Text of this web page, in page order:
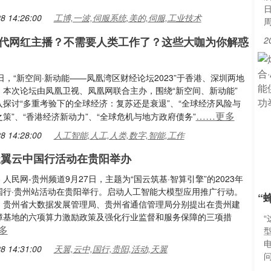
14:26:00 工博,一波,伺服系统,美的,伺服,工业技术
网红主播？不需要人类工作了？这些大咖为你解惑
，“新空间·新动能——凤凰湾区财经论坛2023”于香港、深圳两地
次论坛由凤凰卫视、凤凰网联合主办，围绕“新空间、新动能”
讨“多重考验下的全球经济：复苏还是衰退”、“全球经济风险与
”、“香港经济新动力”、“全球危机与地方政府债务”……更多
14:28:00 人工智能,人工,人类,数字,智能,工作
云中国行活动在贵阳举办
民网-贵州频道9月27日，主题为“国云筑基·智算引擎”的2023年
·贵州站活动在贵阳举行。启动人工智能大模型应用推广行动。
州省大数据发展管理局、贵州省通信管理局分别提出在贵州建
地的六项算力激励政策及强化行业监督和服务保障的三项措
14:31:00 天翼,云中,国行,贵阳,活动,天翼
“
“